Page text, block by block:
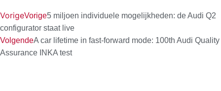
VorigeVorige5 miljoen individuele mogelijkheden: de Audi Q2
configurator staat live
VolgendeA car lifetime in fast-forward mode: 100th Audi Quality
Assurance INKA test